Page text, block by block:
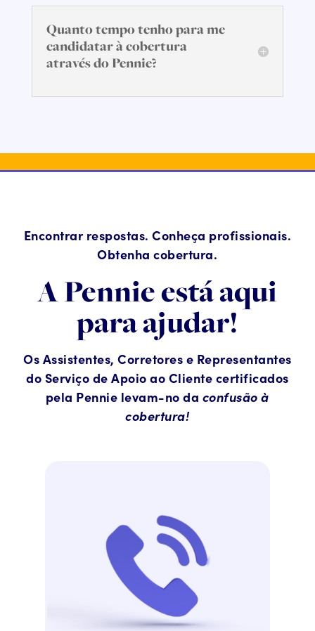
Quanto tempo tenho para me
candidatar à cobertura
através do Pennie?
Encontrar respostas. Conheça profissionais.
Obtenha cobertura.
A Pennie está aqui
para ajudar!
Os Assistentes, Corretores e Representantes
do Serviço de Apoio ao Cliente certificados
pela Pennie levam-no da confusão à
cobertura!